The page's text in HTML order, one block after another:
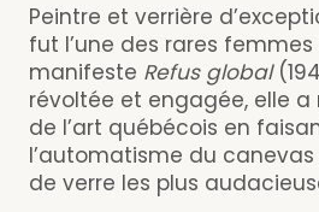
Peintre et verrière
fut l’une des rares
manifeste Refus global
révoltée et engagée, elle a
de l’art québécois en
l’automatisme du
de verre les plus